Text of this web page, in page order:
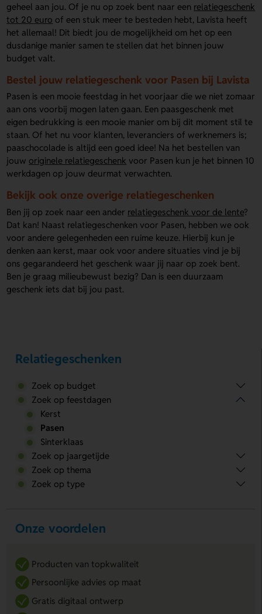
geheel aan jou. Of je nu op zoek bent naar een relatiegeschenk
tot 20 euro of een stuk meer te besteden hebt, Lavista heeft
het allemaal! Dit biedt jou de mogelijkheid om het op een
dusdanige manier samen te stellen dat het binnen jouw
budget valt.
Bestel jouw relatiegeschenk voor Pasen bij Lavista
Pasen is een mooie feestdag in het voorjaar die we niet zomaar
aan ons voorbij mogen laten gaan. Een paasgeschenk met
eigen bedrukking is een mooie manier om bij dit moment stil te
staan. Of het nu voor klanten, leveranciers of werknemers is;
paaschocolade is altijd een goed idee! Na het bestellen van
jouw originele relatiegeschenk voor Pasen kun je het binnen 10
werkdagen op jouw deurmat verwachten.
Bekijk ook onze overige relatiegeschenken
Ben jij op zoek naar een ander relatiegeschenk voor de lente?
Dat kan! Naast relatiegeschenken voor Pasen, hebben we ook
voor andere gelegenheden een ruime keuze. Hierbij kun je
denken aan kerst, maar ook voor andere situaties vind je bij
ons gegarandeerd het geschenk waar jij naar op zoek bent.
Ben je graag milieubewust bezig? Dan is een duurzaam
geschenk iets dat bij jou past.
Relatiegeschenken
Zoek op budget
Zoek op feestdagen
Kerst
Pasen
Sinterklaas
Zoek op jaargetijde
Zoek op thema
Zoek op type
Onze voordelen
Producten van topkwaliteit
Persoonlijke advies op maat
Gratis digitaal ontwerp